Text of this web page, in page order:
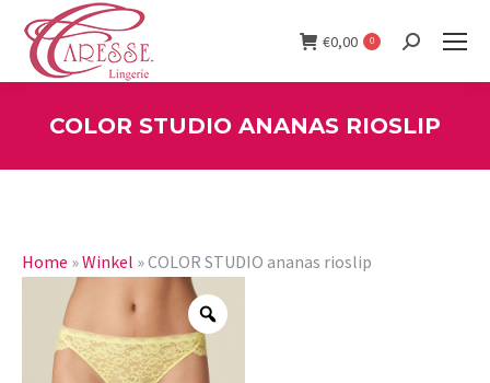
€0,00 0 Search:
COLOR STUDIO ANANAS RIOSLIP
Home »Winkel »COLOR STUDIO ananas rioslip